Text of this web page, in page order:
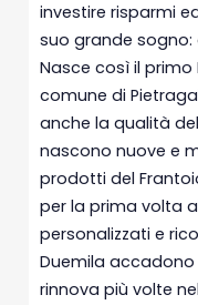
investire risparmi
suo grande
Nasce così il
comune di
anche la qualità
nascono nuove e
prodotti del
per la prima volta
personalizzati e
Duemila accadono
rinnova più volte